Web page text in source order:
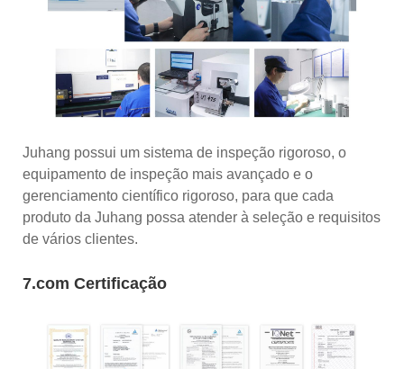
Juhang possui um sistema de inspeção rigoroso, o
equipamento de inspeção mais avançado e o
gerenciamento científico rigoroso, para que cada
produto da Juhang possa atender à seleção e requisitos
de vários clientes.
7.com Certificação